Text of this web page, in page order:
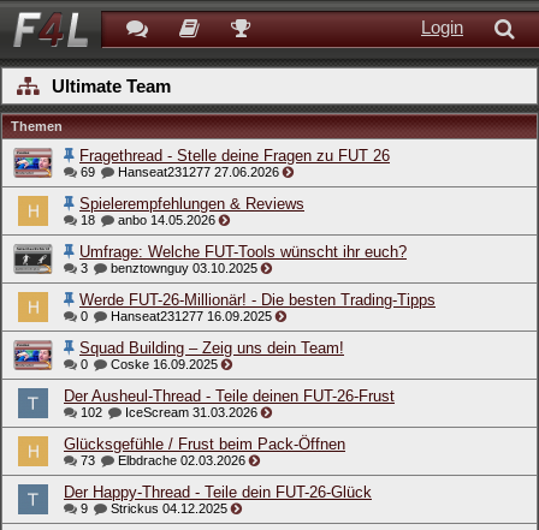
Login
Ultimate Team
Themen
Fragethread - Stelle deine Fragen zu FUT 26
69 Hanseat231277 27.06.2026
Spielerempfehlungen & Reviews
18 anbo 14.05.2026
Umfrage: Welche FUT-Tools wünscht ihr euch?
3 benztownguy 03.10.2025
Werde FUT-26-Millionär! - Die besten Trading-Tipps
0 Hanseat231277 16.09.2025
Squad Building – Zeig uns dein Team!
0 Coske 16.09.2025
Der Ausheul-Thread - Teile deinen FUT-26-Frust
102 IceScream 31.03.2026
Glücksgefühle / Frust beim Pack-Öffnen
73 Elbdrache 02.03.2026
Der Happy-Thread - Teile dein FUT-26-Glück
9 Strickus 04.12.2025